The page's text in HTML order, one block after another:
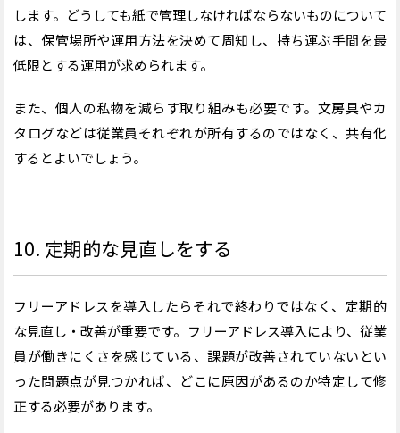
します。どうしても紙で管理しなければならないものについて
は、保管場所や運用方法を決めて周知し、持ち運ぶ手間を最
低限とする運用が求められます。
また、個人の私物を減らす取り組みも必要です。文房具やカ
タログなどは従業員それぞれが所有するのではなく、共有化
するとよいでしょう。
10. 定期的な見直しをする
フリーアドレスを導入したらそれで終わりではなく、定期的
な見直し・改善が重要です。フリーアドレス導入により、従業
員が働きにくさを感じている、課題が改善されていない とい
った問題点が見つかれば、どこに原因があるのか特定して修
正する必要があります。